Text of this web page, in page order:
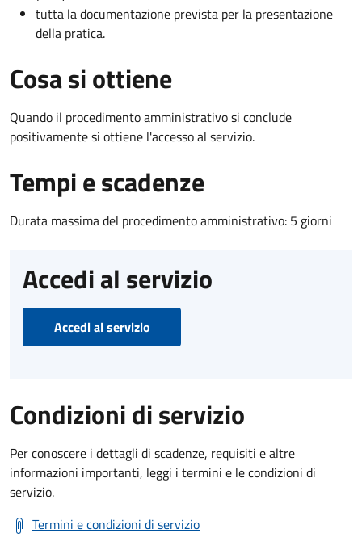
tutta la documentazione prevista per la presentazione
della pratica.
Cosa si ottiene
Quando il procedimento amministrativo si conclude
positivamente si ottiene l'accesso al servizio.
Tempi e scadenze
Durata massima del procedimento amministrativo: 5 giorni
Accedi al servizio
Accedi al servizio
Condizioni di servizio
Per conoscere i dettagli di scadenze, requisiti e altre
informazioni importanti, leggi i termini e le condizioni di
servizio.
Termini e condizioni di servizio